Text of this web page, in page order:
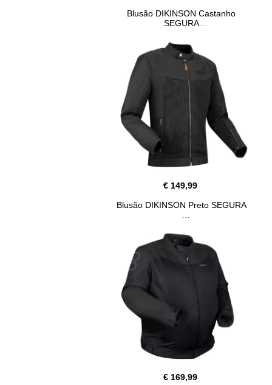
Blusão DIKINSON Castanho
SEGURA
€ 149,99
Blusão DIKINSON Preto SEGURA
€ 169,99